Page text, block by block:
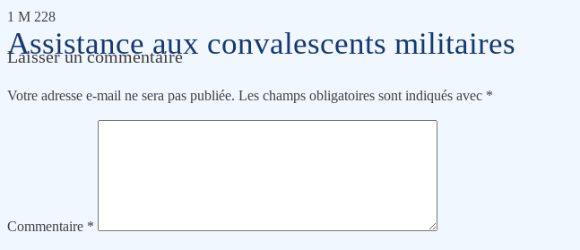
Assistance aux convalescents militaires
1 M 228
Laisser un commentaire
Votre adresse e-mail ne sera pas publiée. Les champs obligatoires sont indiqués avec *
Commentaire *